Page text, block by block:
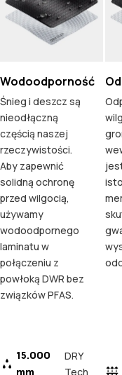
Wodoodporność
Śnieg i deszcz są
nieodłączną
częścią naszej
rzeczywistości.
Aby zapewnić
solidną ochronę
przed wilgocią,
używamy
wodoodpornego
laminatu w
połączeniu z
powłoką DWR bez
związków PFAS.
15.000
mm
DRY
Tech